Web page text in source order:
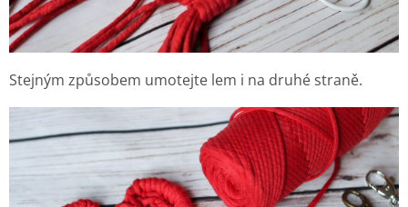
Stejným způsobem umotejte lem i na druhé straně.